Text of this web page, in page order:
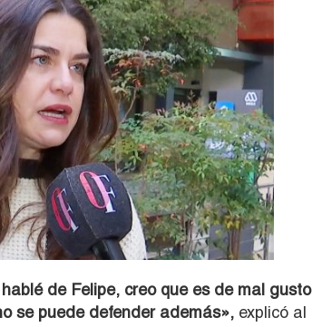
de Felipe, creo que es de mal gusto
se puede defender además», explicó al